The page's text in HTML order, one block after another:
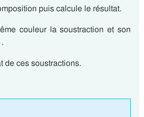
puis calcule le résultat.
couleur la soustraction et son
ces soustractions.